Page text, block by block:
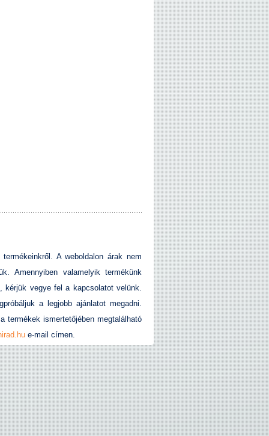
A weboldalon árak nem
Amennyiben valamelyik termékünk
kérjük vegye fel a kapcsolatot velünk.
a legjobb ajánlatot megadni.
termékek ismertetőjében megtalálható
e-mail címen.